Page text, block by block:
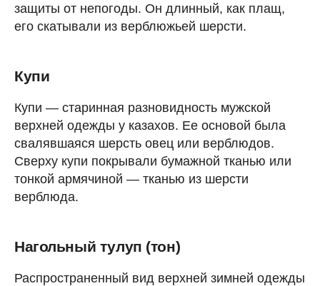
защиты от непогоды. Он длинный, как плащ,
его скатывали из верблюжьей шерсти.
Купи
Купи — старинная разновидность мужской
верхней одежды у казахов. Ее основой была
свалявшаяся шерсть овец или верблюдов.
Сверху купи покрывали бумажной тканью или
тонкой армячиной — тканью из шерсти
верблюда.
Нагольный тулуп (тон)
Распространенный вид верхней зимней одежды